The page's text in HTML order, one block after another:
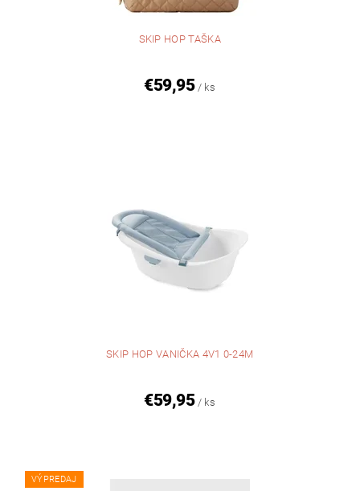
SKIP HOP TAŠKA
€59,95 / ks
SKIP HOP VANIČKA 4V1 0-24M
€59,95 / ks
VÝPREDAJ